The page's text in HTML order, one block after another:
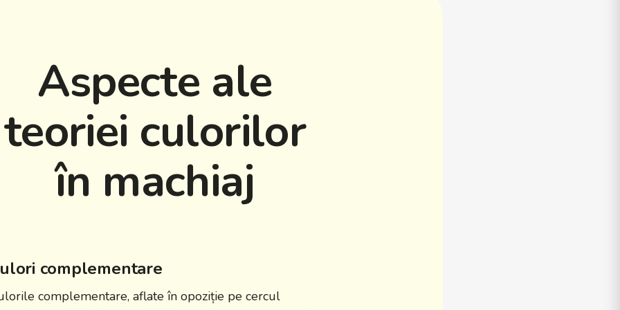
Aspecte ale
teoriei culorilor
în machiaj
complementare
complementare, aflate în opoziție pe cercul